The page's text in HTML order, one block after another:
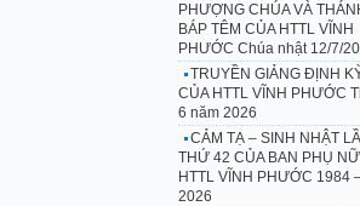
PHƯỢNG CHÚA VÀ
BÁP TÊM CỦA HTTL VĨNH
PHƯỚC Chúa nhật 12/7/
TRUYỀN GIẢNG ĐỊNH
CỦA HTTL VĨNH PHƯỚC
6 năm 2026
CẢM TẠ – SINH NHẬT
THỨ 42 CỦA BAN PHỤ NỮ
HTTL VĨNH PHƯỚC 1984
2026